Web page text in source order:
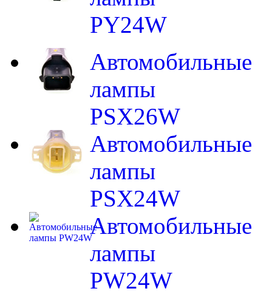
PY24W
Автомобильные
лампы
PSX26W
Автомобильные
лампы
PSX24W
Автомобильные
лампы
PW24W